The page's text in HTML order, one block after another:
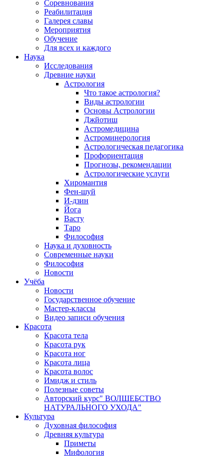
Соревнования
Реабилитация
Галерея славы
Мероприятия
Обучение
Для всех и каждого
Наука
Исследования
Древние науки
Астрология
Что такое астрология?
Виды астрологии
Основы Астрологии
Джйотиш
Астромедицина
Астроминерология
Астрологическая педагогика
Профориентация
Прогнозы, рекомендации
Астрологические услуги
Хиромантия
Фен-шуй
И-дзин
Йога
Васту
Таро
Философия
Наука и духовность
Современные науки
Философия
Новости
Учёба
Новости
Государственное обучение
Мастер-классы
Видео записи обучения
Красота
Красота тела
Красота рук
Красота ног
Красота лица
Красота волос
Имидж и стиль
Полезные советы
Авторский курс" ВОЛШЕБСТВО
НАТУРАЛЬНОГО УХОДА"
Культура
Духовная философия
Древняя культура
Приметы
Мифология